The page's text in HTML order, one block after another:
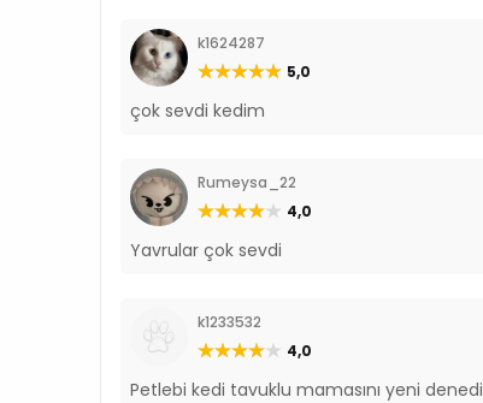
k1624287
5,0
çok sevdi kedim
Rumeysa_22
4,0
Yavrular çok sevdi
k1233532
4,0
Petlebi kedi tavuklu mamasını yeni